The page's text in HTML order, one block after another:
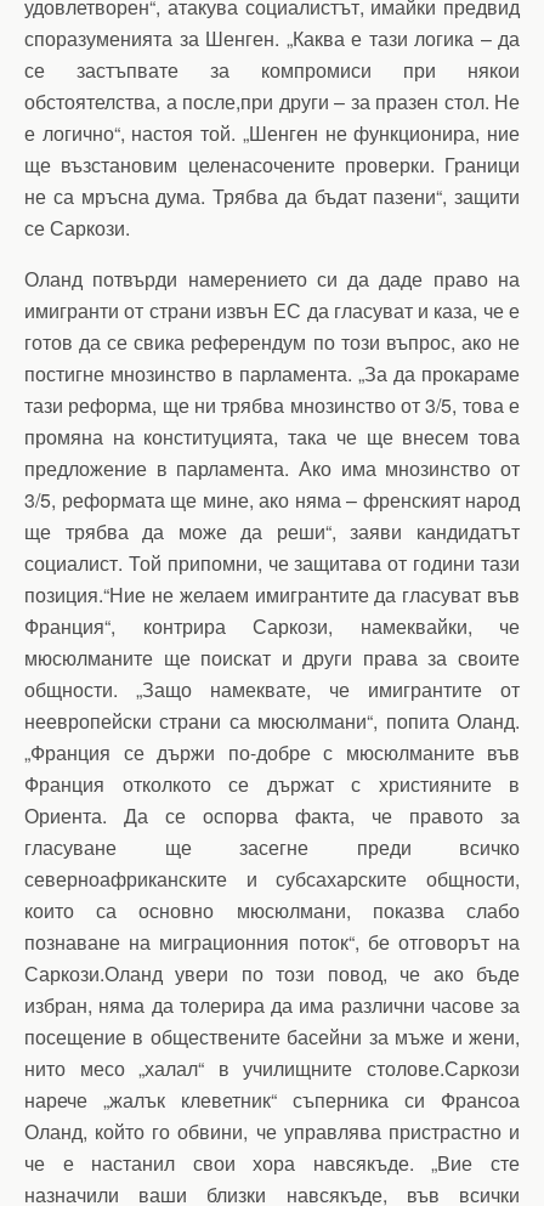
удовлетворен“, атакува социалистът, имайки предвид
споразуменията за Шенген. „Каква е тази логика – да
се застъпвате за компромиси при някои
обстоятелства, а после,при други – за празен стол. Не
е логично“, настоя той. „Шенген не функционира, ние
ще възстановим целенасочените проверки. Граници
не са мръсна дума. Трябва да бъдат пазени“, защити
се Саркози.
Оланд потвърди намерението си да даде право на
имигранти от страни извън ЕС да гласуват и каза, че е
готов да се свика референдум по този въпрос, ако не
постигне мнозинство в парламента. „За да прокараме
тази реформа, ще ни трябва мнозинство от 3/5, това е
промяна на конституцията, така че ще внесем това
предложение в парламента. Ако има мнозинство от
3/5, реформата ще мине, ако няма – френският народ
ще трябва да може да реши“, заяви кандидатът
социалист. Той припомни, че защитава от години тази
позиция.“Ние не желаем имигрантите да гласуват във
Франция“, контрира Саркози, намеквайки, че
мюсюлманите ще поискат и други права за своите
общности. „Защо намеквате, че имигрантите от
неевропейски страни са мюсюлмани“, попита Оланд.
„Франция се държи по-добре с мюсюлманите във
Франция отколкото се държат с християните в
Ориента. Да се оспорва факта, че правото за
гласуване ще засегне преди всичко
северноафриканските и субсахарските общности,
които са основно мюсюлмани, показва слабо
познаване на миграционния поток“, бе отговорът на
Саркози.Оланд увери по този повод, че ако бъде
избран, няма да толерира да има различни часове за
посещение в обществените басейни за мъже и жени,
нито месо „халал“ в училищните столове.Саркози
нарече „жалък клеветник“ съперника си Франсоа
Оланд, който го обвини, че управлява пристрастно и
че е настанил свои хора навсякъде. „Вие сте
назначили ваши близки навсякъде, във всички